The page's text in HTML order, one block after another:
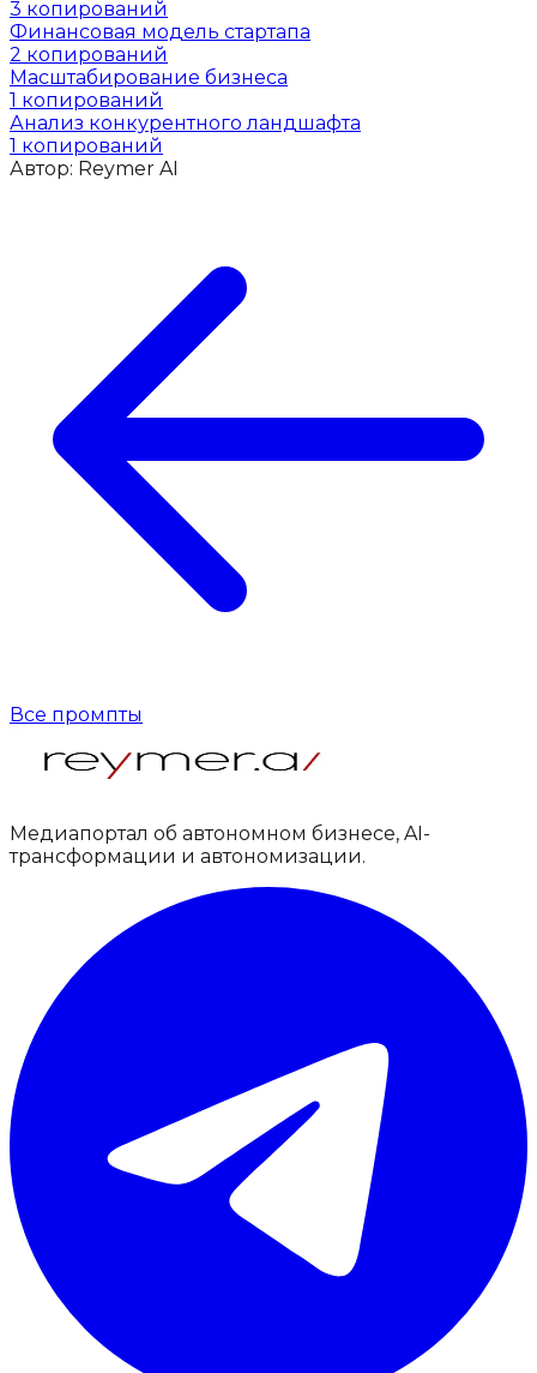
3 копирований
Финансовая модель стартапа
2 копирований
Масштабирование бизнеса
1 копирований
Анализ конкурентного ландшафта
1 копирований
Автор: Reymer AI
Все промпты
Медиапортал об автономном бизнесе, AI-
трансформации и автономизации.